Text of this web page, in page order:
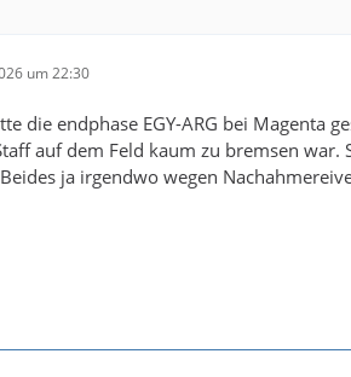
um 22:30
die endphase EGY-ARG bei Magenta
auf dem Feld kaum zu bremsen war.
ja irgendwo wegen